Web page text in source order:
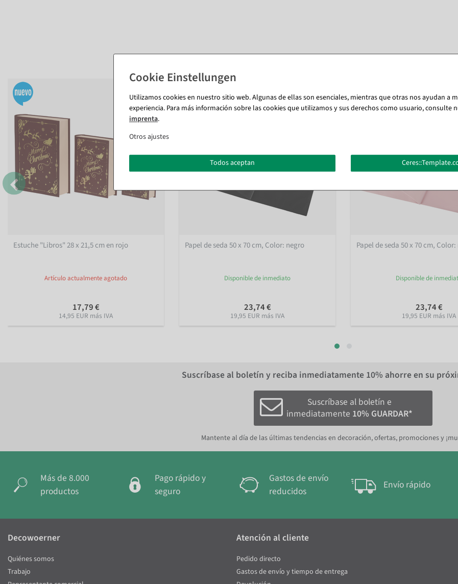
También te puede gustar (8)
Estuche "Libros" 28 x 21,5 cm en rojo
Artículo actualmente agotado
17,79 €
14,95 EUR más IVA
Papel de seda 50 x 70 cm, Color: negro
Disponible de inmediato
23,74 €
19,95 EUR más IVA
Papel de seda 50 x 70 cm, Color:
Disponible de
23,74 €
19,95 EUR más IVA
Suscríbase al boletín y reciba inmediatamente 10% ahorre en su
Suscríbase al boletín e
inmediatamente 10% GUARDAR*
Mantente al día de las últimas tendencias en decoración, ofertas, promociones y
Más de 8.000
productos
Pago rápido y
seguro
Gastos de envío
reducidos
Envío rápido
Utilizamos cookies en nuestro sitio web. Algunas de ellas son esenciales, mientras que otras nos ayudan a
experiencia. Para más información sobre las cookies que utilizamos y sus derechos como usuario, consulte
imprenta.
Otros ajustes
Todos aceptan
Decowoerner
Quiénes somos
Trabajo
Atención al cliente
Pedido directo
Gastos de envío y tiempo de entrega